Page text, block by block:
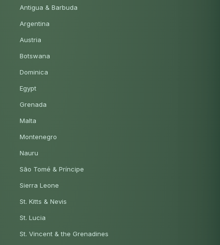
Antigua & Barbuda
Argentina
Austria
Botswana
Dominica
Egypt
Grenada
Malta
Montenegro
Nauru
São Tomé & Príncipe
Sierra Leone
St. Kitts & Nevis
St. Lucia
St. Vincent & the Grenadines